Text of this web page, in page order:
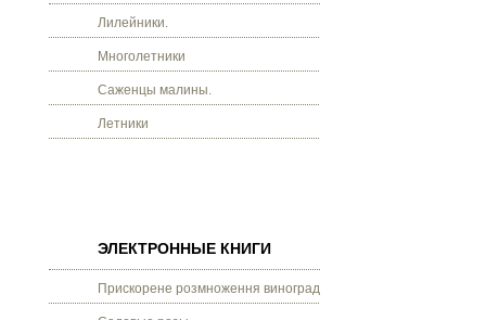
Лилейники.
Многолетники
Саженцы малины.
Летники
ЭЛЕКТРОННЫЕ КНИГИ
Прискорене розмноження винограду.